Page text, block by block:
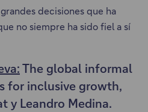
decisiones que ha
no siempre ha sido fiel a sí
The global informal
for inclusive growth,
y Leandro Medina.